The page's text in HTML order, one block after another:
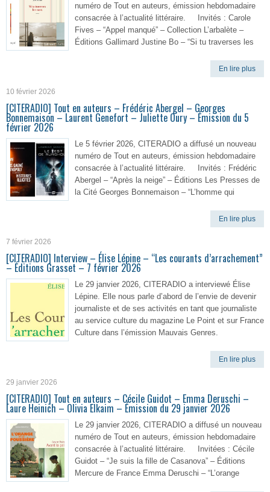
numéro de Tout en auteurs, émission hebdomadaire
consacrée à l’actualité littéraire. Invités : Carole
Fives – “Appel manqué” – Collection L’arbalète –
Éditions Gallimard Justine Bo – “Si tu traverses les
En lire plus
10 février 2026
[CITERADIO] Tout en auteurs – Frédéric Abergel – Georges
Bonnemaison – Laurent Genefort – Juliette Oury – Émission du 5
février 2026
Le 5 février 2026, CITERADIO a diffusé un nouveau
numéro de Tout en auteurs, émission hebdomadaire
consacrée à l’actualité littéraire. Invités : Frédéric
Abergel – “Après la neige” – Éditions Les Presses de
la Cité Georges Bonnemaison – “L’homme qui
En lire plus
7 février 2026
[CITERADIO] Interview – Élise Lépine – “Les courants d’arrachement”
– Éditions Grasset – 7 février 2026
Le 29 janvier 2026, CITERADIO a interviewé Élise
Lépine. Elle nous parle d’abord de l’envie de devenir
journaliste et de ses activités en tant que journaliste
au service culture du magazine Le Point et sur France
Culture dans l’émission Mauvais Genres.
En lire plus
29 janvier 2026
[CITERADIO] Tout en auteurs – Cécile Guidot – Emma Deruschi –
Laure Heinich – Olivia Elkaim – Émission du 29 janvier 2026
Le 29 janvier 2026, CITERADIO a diffusé un nouveau
numéro de Tout en auteurs, émission hebdomadaire
consacrée à l’actualité littéraire. Invitées : Cécile
Guidot – “Je suis la fille de Casanova” – Éditions
Mercure de France Emma Deruschi – “L’orange